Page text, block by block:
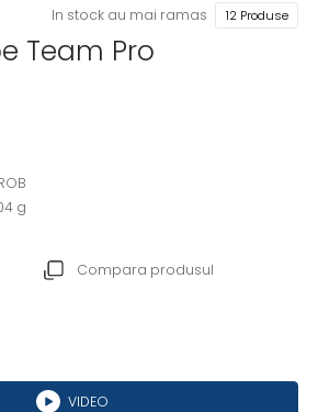
In stock au mai ramas 12 Produse
Team Pro
g
Compara produsul
VIDEO